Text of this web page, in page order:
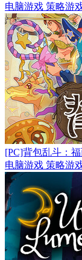
电脑游戏 策略游
[PC]背包乱斗：
电脑游戏 策略游